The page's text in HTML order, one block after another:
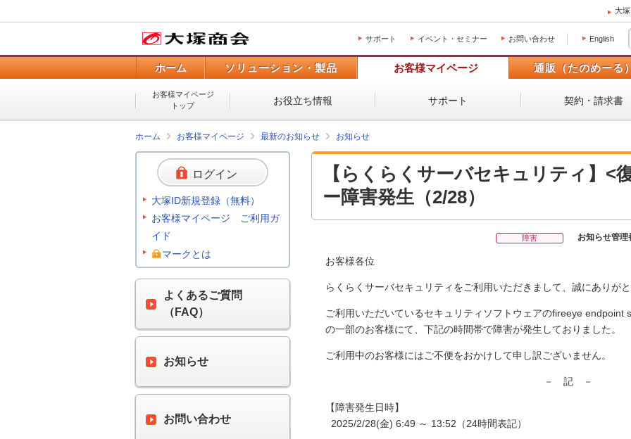
大
サポート イベント・セミナー お問い合わせ English
ホーム ソリューション・製品 お客様マイページ 通販（たのめーる）
お客様マイページ
トップ
お役立ち情報 サポート 契約・請求書
ホーム お客様マイページ 最新のお知らせ お知らせ
【らくらくサーバセキュリティ】<
ー障害発生（2/28）
障害 お知らせ管理
お客様各位
らくらくサーバセキュリティをご利用いただきまして、誠にありがと
ご利用いただいているセキュリティソフトウェアのfireeye endpoint
の一部のお客様にて、下記の時間帯で障害が発生しておりました。
ご利用中のお客様にはご不便をおかけして申し訳ございません。
－ 記 －
【障害発生日時】
2025/2/28(金) 6:49 ～ 13:52（24時間表記）
ログイン
大塚ID新規登録（無料）
お客様マイページ ご利用ガ
イド
マークとは
よくあるご質問
（FAQ）
お知らせ
お問い合わせ